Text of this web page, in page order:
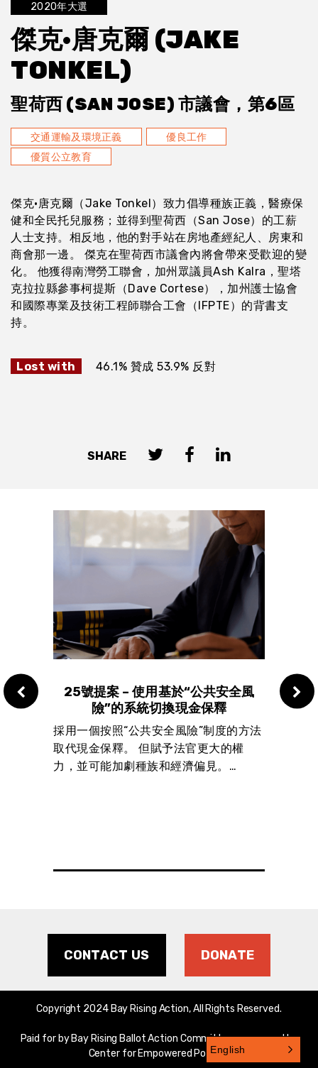
2020年大選
傑克·唐克爾 (JAKE
TONKEL)
聖荷西 (SAN JOSE) 市議會，第6區
交通運輸及環境正義
優良工作
優質公立教育
傑克·唐克爾（Jake Tonkel）致力倡導種族正義，醫療保
健和全民托兒服務；並得到聖荷西（San Jose）的工薪
人士支持。相反地，他的對手站在房地產經紀人、房東和
商會那一邊。 傑克在聖荷西市議會內將會帶來受歡迎的變
化。 他獲得南灣勞工聯會，加州眾議員Ash Kalra，聖塔
克拉拉縣參事柯提斯（Dave Cortese），加州護士協會
和國際專業及技術工程師聯合工會（IFPTE）的背書支
持。
Lost with 46.1% 贊成 53.9% 反對
SHARE
25號提案 – 使用基於“公共安全風
險”的系統切換現金保釋
採用一個按照“公共安全風險”制度的方法
取代現金保釋。 但賦予法官更大的權
力，並可能加劇種族和經濟偏見。…
24
CONTACT US DONATE
Copyright 2024 Bay Rising Action, All Rights Reserved.
Paid for by Bay Rising Ballot Action Committee, sponsored by
Center for Empowered Politics.English